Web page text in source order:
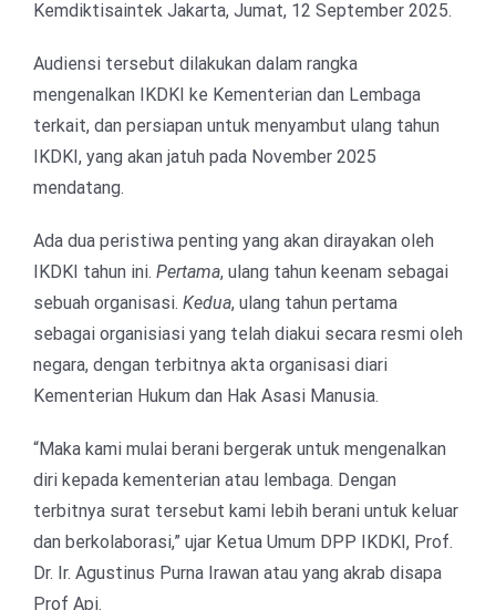
Kemdiktisaintek Jakarta, Jumat, 12 September 2025.
Audiensi tersebut dilakukan dalam rangka
mengenalkan IKDKI ke Kementerian dan Lembaga
terkait, dan persiapan untuk menyambut ulang tahun
IKDKI, yang akan jatuh pada November 2025
mendatang.
Ada dua peristiwa penting yang akan dirayakan oleh
IKDKI tahun ini. Pertama, ulang tahun keenam sebagai
sebuah organisasi. Kedua, ulang tahun pertama
sebagai organisiasi yang telah diakui secara resmi oleh
negara, dengan terbitnya akta organisasi diari
Kementerian Hukum dan Hak Asasi Manusia.
“Maka kami mulai berani bergerak untuk mengenalkan
diri kepada kementerian atau lembaga. Dengan
terbitnya surat tersebut kami lebih berani untuk keluar
dan berkolaborasi,” ujar Ketua Umum DPP IKDKI, Prof.
Dr. Ir. Agustinus Purna Irawan atau yang akrab disapa
Prof Api.